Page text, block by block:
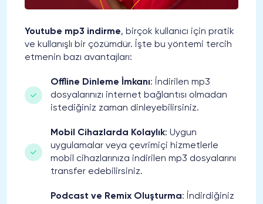
Youtube mp3 indirme, birçok kullanıcı için pratik
ve kullanışlı bir çözümdür. İşte bu yöntemi tercih
etmenin bazı avantajları:
Offline Dinleme İmkanı: İndirilen mp3
dosyalarınızı internet bağlantısı olmadan
istediğiniz zaman dinleyebilirsiniz.
Mobil Cihazlarda Kolaylık: Uygun
uygulamalar veya çevrimiçi hizmetlerle
mobil cihazlarınıza indirilen mp3 dosyalarını
transfer edebilirsiniz.
Podcast ve Remix Oluşturma: İndirdiğiniz